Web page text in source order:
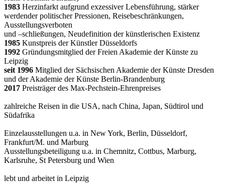
1983 Herzinfarkt aufgrund exzessiver Lebensführung, stärker
werdender politischer Pressionen, Reisebeschränkungen,
Ausstellungsverboten
und –schließungen, Neudefinition der künstlerischen Existenz
1985 Kunstpreis der Künstler Düsseldorfs
1992 Gründungsmitglied der Freien Akademie der Künste zu
Leipzig
seit 1996 Mitglied der Sächsischen Akademie der Künste Dresden
und der Akademie der Künste Berlin-Brandenburg
2017 Preisträger des Max-Pechstein-Ehrenpreises
zahlreiche Reisen in die USA, nach China, Japan, Südtirol und
Südafrika
Einzelausstellungen u.a. in New York, Berlin, Düsseldorf,
Frankfurt/M. und Marburg
Ausstellungsbeteiligung u.a. in Chemnitz, Cottbus, Marburg,
Karlsruhe, St Petersburg und Wien
lebt und arbeitet in Leipzig